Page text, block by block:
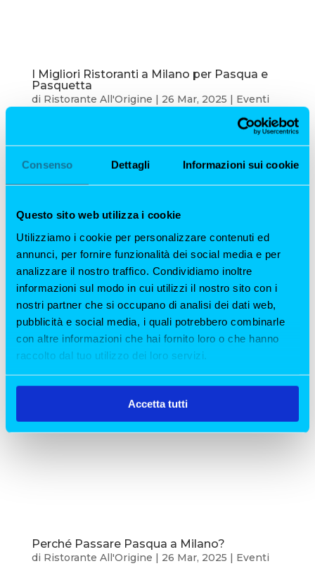
Consenso Dettagli Informazioni sui cookie
Questo sito web utilizza i cookie
Utilizziamo i cookie per personalizzare contenuti ed
annunci, per fornire funzionalità dei social media e per
analizzare il nostro traffico. Condividiamo inoltre
informazioni sul modo in cui utilizzi il nostro sito con i
nostri partner che si occupano di analisi dei dati web,
pubblicità e social media, i quali potrebbero combinarle
con altre informazioni che hai fornito loro o che hanno
raccolto dal tuo utilizzo dei loro servizi.
Accetta tutti
I Migliori Ristoranti a Milano per Pasqua e
Pasquetta
di Ristorante All'Origine 26 Mar, 2025
Eventi
I Migliori Ristoranti a Milano per Pasqua e
Pasquetta La Pasqua e Pasquetta sono occasioni
affascinanti di Milano e si cerca I Migliori
Perché Passare Pasqua a Milano?
di Ristorante All'Origine | 26 Mar, 2025 | Eventi